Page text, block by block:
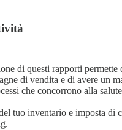
di questi rapporti permette
di vendita e di avere un
che concorrono alla
tuo inventario e imposta di